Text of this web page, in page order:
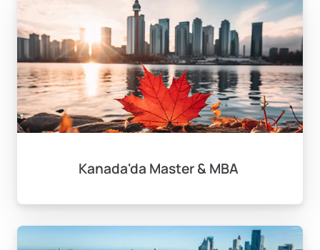
Kanada'da Master & MBA